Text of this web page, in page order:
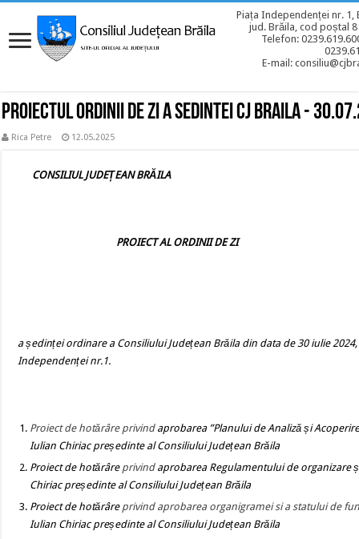
Piața Independenței nr. 1,
jud. Brăila, cod poștal
Telefon:
E-mail:
Proiectul ordinii de zi a sedintei CJ BRAILA -
Rica Petre 12.05.2025
CONSILIUL JUDEȚEAN BRĂILA
AL ORDINII DE ZI
a ședinței ordinare a Consiliului Județean Brăila din data de 30 iulie
Independenței nr.1.
Proiect de hotărâre privindaprobarea ”Planului de Analiză și
Iulian Chiriac președinte al Consiliului Județean Brăila
Proiect de hotărâre privindaprobarea Regulamentului de organizare
Chiriac președinte al Consiliului Județean Brăila
Proiect de hotărâre privind aprobarea organigramei si a statului de
Iulian Chiriac președinte al Consiliului Județean Brăila